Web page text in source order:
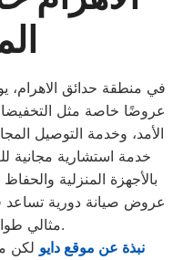
في منطقة حدائق الاهرام،
عروضًا خاصة مثل
الأمد، وخدمة التوصيل
خدمة استشارية مجانية
بالأجهزة المنزلية
عروض صيانة دورية تساعد
مثالي طوال فترة استخدامها.
نبذة عن موقع دايو لكن